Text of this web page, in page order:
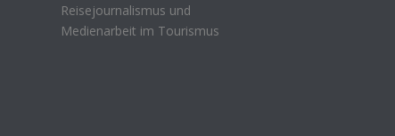
Reisejournalismus und
Medienarbeit im Tourismus